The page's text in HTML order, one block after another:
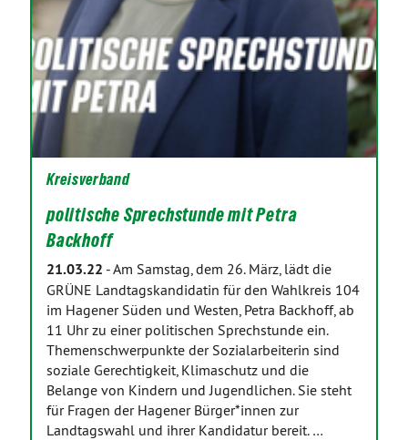
Kreisverband
politische Sprechstunde mit Petra
Backhoff
21.03.22 -Am Samstag, dem 26. März, lädt die
GRÜNE Landtagskandidatin für den Wahlkreis 104
im Hagener Süden und Westen, Petra Backhoff, ab
11 Uhr zu einer politischen Sprechstunde ein.
Themenschwerpunkte der Sozialarbeiterin sind
soziale Gerechtigkeit, Klimaschutz und die
Belange von Kindern und Jugendlichen. Sie steht
für Fragen der Hagener Bürger*innen zur
Landtagswahl und ihrer Kandidatur bereit. …